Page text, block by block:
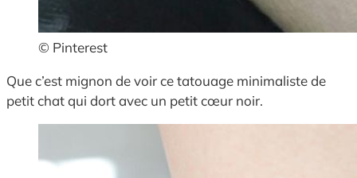
© Pinterest
Que c’est mignon de voir ce tatouage minimaliste de
petit chat qui dort avec un petit cœur noir.